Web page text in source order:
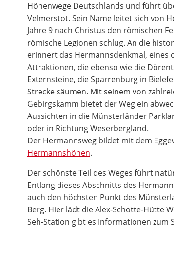
Höhenwege Deutschlands und führt
Velmerstot. Sein Name leitet sich von
Jahre 9 nach Christus den römischen
römische Legionen schlug. An die
erinnert das Hermannsdenkmal, eines
Attraktionen, die ebenso wie die
Externsteine, die Sparrenburg in
Strecke säumen. Mit seinem von
Gebirgskamm bietet der Weg ein
Aussichten in die Münsterländer
oder in Richtung Weserbergland.
Der Hermannsweg bildet mit dem
Hermannshöhen.
Der schönste Teil des Weges führt
Entlang dieses Abschnitts des
auch den höchsten Punkt des
Berg. Hier lädt die Alex-Schotte-Hütte
Seh-Station gibt es Informationen zum